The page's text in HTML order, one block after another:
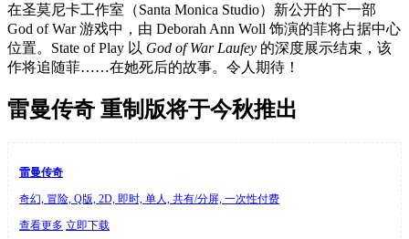
在圣莫尼卡工作室（Santa Monica Studio）新公开的下一部
God of War 游戏中，由 Deborah Ann Woll 饰演的菲将占据中心
位置。State of Play 以 God of War Laufey 的深度展示结束，该
作将追随菲……在她死后的故事。令人期待！
雷曼传奇 重制版将于今秋推出
雷曼传奇
奇幻, 冒险, Q版, 2D, 即时, 单人, 共有/分屏, 一次性付费
查看更多 立即下载